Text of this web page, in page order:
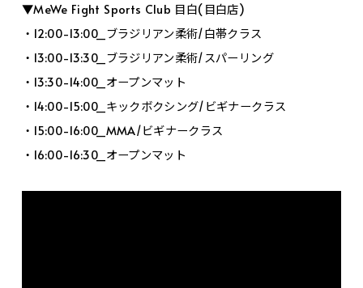
▼MeWe Fight Sports Club 目白(目白店)
・12:00-13:00_ブラジリアン柔術/白帯クラス
・13:00-13:30_ブラジリアン柔術/スパーリング
・13:30-14:00_オープンマット
・14:00-15:00_キックボクシング/ビギナークラス
・15:00-16:00_MMA/ビギナークラス
・16:00-16:30_オープンマット